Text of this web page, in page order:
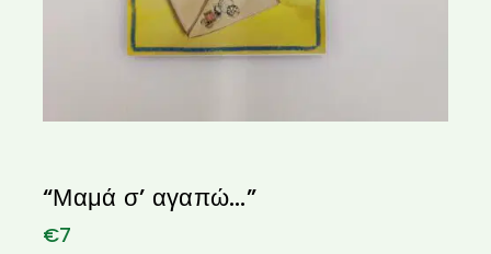
“Μαμά σ’ αγαπώ…”
€7